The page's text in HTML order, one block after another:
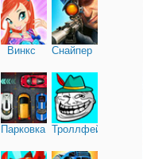
Винкс Снайпер
Парковка Троллфейс